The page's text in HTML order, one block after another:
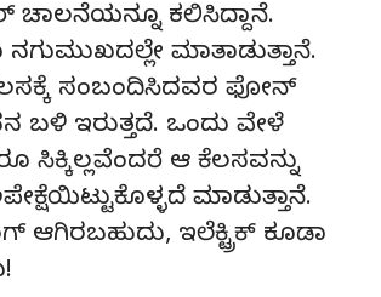
ಚಾಲನೆಯನ್ನೂ ಕಲಿಸಿದ್ದಾನೆ.
ಮಾತಾಡುತ್ತಾನೆ.
ಸಂಬಂದಿಸಿದವರ ಫೋನ್
ಬಳಿ ಇರುತ್ತದೆ. ಒಂದು ವೇಳೆ
ಸಿಕ್ಕಿಲ್ಲವೆಂದರೆ ಆ ಕೆಲಸವನ್ನು
ಮಾಡುತ್ತಾನೆ.
ಆಗಿರಬಹುದು, ಇಲೆಕ್ಟ್ರಿಕ್ ಕೂಡಾ